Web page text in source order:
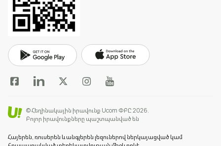
© Հեղինակային իրավունք Ucom ՓԲԸ 2026.
Բոլոր իրավունքները պաշտպանված են
Հայերեն, ռուսերեն և անգլերեն լեզուներով ներկայացված կամ